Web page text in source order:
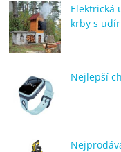
Elektrická
krby s
Nejlepší